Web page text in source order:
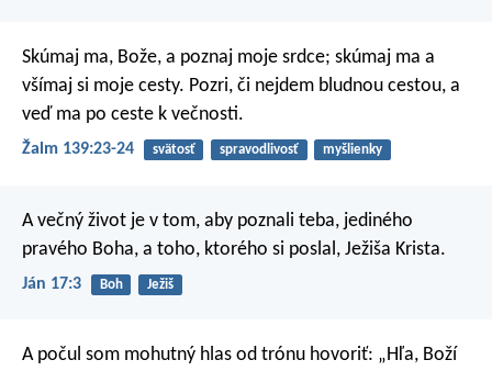
Skúmaj ma, Bože, a poznaj moje srdce; skúmaj ma a
všímaj si moje cesty. Pozri, či nejdem bludnou cestou, a
veď ma po ceste k večnosti.
Žalm 139:23-24 svätosť spravodlivosť myšlienky
A večný život je v tom, aby poznali teba, jediného
pravého Boha, a toho, ktorého si poslal, Ježiša Krista.
Ján 17:3 Boh Ježiš
A počul som mohutný hlas od trónu hovoriť: „Hľa, Boží